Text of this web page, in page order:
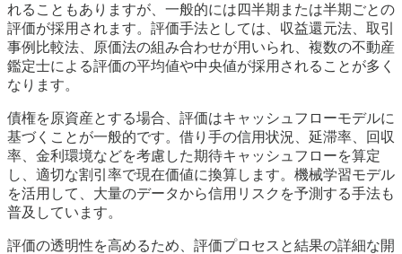
れることもありますが、一般的には四半期または半期ごとの
評価が採用されます。評価手法としては、収益還元法、取引
事例比較法、原価法の組み合わせが用いられ、複数の不動産
鑑定士による評価の平均値や中央値が採用されることが多く
なります。
債権を原資産とする場合、評価はキャッシュフローモデルに
基づくことが一般的です。借り手の信用状況、延滞率、回収
率、金利環境などを考慮した期待キャッシュフローを算定
し、適切な割引率で現在価値に換算します。機械学習モデル
を活用して、大量のデータから信用リスクを予測する手法も
普及しています。
評価の透明性を高めるため、評価プロセスと結果の詳細な開